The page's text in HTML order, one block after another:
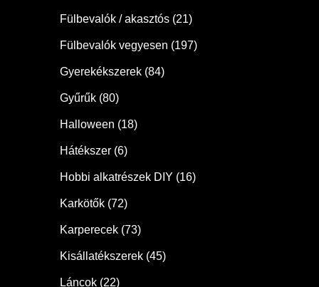
Fülbevalók / akasztós (21)
Fülbevalók vegyesen (197)
Gyerekékszerek (84)
Gyűrűk (80)
Halloween (18)
Hátékszer (6)
Hobbi alkatrészek DIY (16)
Karkötők (72)
Karperecek (73)
Kisállatékszerek (45)
Láncok (22)